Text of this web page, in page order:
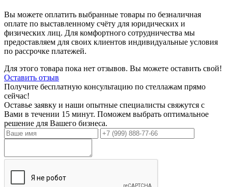
Вы можете оплатить выбранные товары по безналичная
оплате по выставленному счёту для юридических и
физических лиц. Для комфортного сотрудничества мы
предоставляем для своих клиентов индивидуальные условия
по рассрочке платежей.
Для этого товара пока нет отзывов. Вы можете оставить свой!
Оставить отзыв
Получите бесплатную консультацию по стеллажам прямо
сейчас!
Оставье заявку и наши опытные специалисты свяжутся с
Вами в течении 15 минут. Поможем выбрать оптимальное
решение для Вашего бизнеса.